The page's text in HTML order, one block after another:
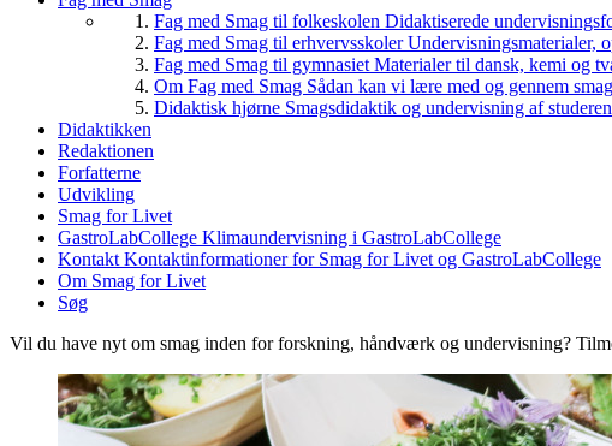
Fag med Smag til folkeskolen Didaktiserede
Fag med Smag til erhvervsskolerUndervisningsmaterialer,
Fag med Smag til gymnasiet Materialer til dansk, kemi og
Om Fag med Smag Sådan kan vi lære med og gennem
Didaktisk hjørne Smagsdidaktik og undervisning af
Didaktikken
Redaktionen
Forfatterne
Udvikling
Smag for Livet
GastroLabCollege Klimaundervisning i GastroLabCollege
Kontakt Kontaktinformationer for Smag for Livet og GastroLabCollege
Om Smag for Livet
Søg
Vil du have nyt om smag inden for forskning, håndværk og undervisning?